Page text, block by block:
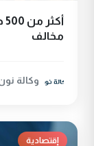
مخالف
وكالة
إقتصادية